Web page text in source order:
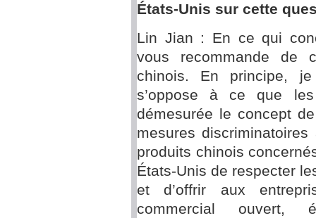
États-Unis sur cette
Lin Jian : En ce qui
vous recommande de
chinois. En principe,
s’oppose à ce que
démesurée le concept
mesures
produits chinois
États-Unis de respecter
et d’offrir aux
commercial ouvert,